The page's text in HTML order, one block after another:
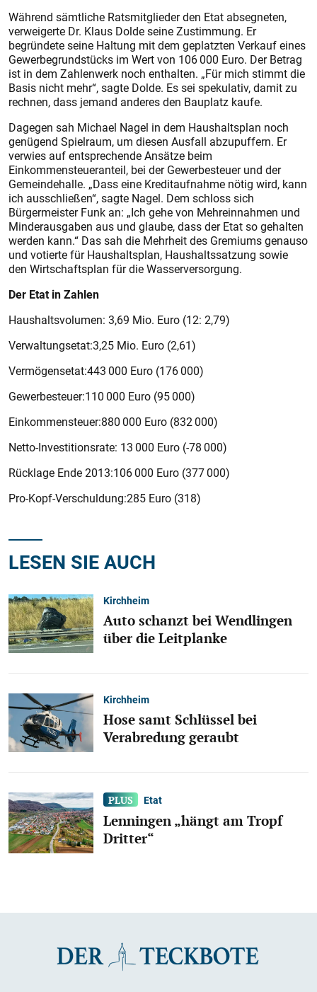
Während sämtliche Ratsmitglieder den Etat absegneten,
verweigerte Dr. Klaus Dolde seine Zustimmung. Er
begründete seine Haltung mit dem geplatzten Verkauf eines
Gewerbegrundstücks im Wert von 106 000 Euro. Der Betrag
ist in dem Zahlenwerk noch enthalten. „Für mich stimmt die
Basis nicht mehr“, sagte Dolde. Es sei spekulativ, damit zu
rechnen, dass jemand anderes den Bauplatz kaufe.
Dagegen sah Michael Nagel in dem Haushaltsplan noch
genügend Spielraum, um diesen Ausfall abzupuffern. Er
verwies auf entsprechende Ansätze beim
Einkommensteueranteil, bei der Gewerbesteuer und der
Gemeindehalle. „Dass eine Kreditaufnahme nötig wird, kann
ich ausschließen“, sagte Nagel. Dem schloss sich
Bürgermeister Funk an: „Ich gehe von Mehreinnahmen und
Minderausgaben aus und glaube, dass der Etat so gehalten
werden kann.“ Das sah die Mehrheit des Gremiums genauso
und votierte für Haushaltsplan, Haushaltssatzung sowie
den Wirtschaftsplan für die Wasserversorgung.
Der Etat in Zahlen
Haushaltsvolumen: 3,69 Mio. Euro (12: 2,79)
Verwaltungsetat:3,25 Mio. Euro (2,61)
Vermögensetat:443 000 Euro (176 000)
Gewerbesteuer:110 000 Euro (95 000)
Einkommensteuer:880 000 Euro (832 000)
Netto-Investitionsrate: 13 000 Euro (-78 000)
Rücklage Ende 2013:106 000 Euro (377 000)
Pro-Kopf-Verschuldung:285 Euro (318)
LESEN SIE AUCH
Kirchheim
Auto schanzt bei Wendlingen
über die Leitplanke
Kirchheim
Hose samt Schlüssel bei
Verabredung geraubt
Etat
Lenningen „hängt am Tropf
Dritter“